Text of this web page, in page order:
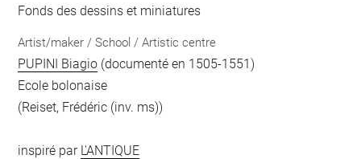
Fonds des dessins et miniatures
Artist/maker / School / Artistic centre
PUPINI Biagio (documenté en 1505-1551)
Ecole bolonaise
(Reiset, Frédéric (inv. ms))
inspiré par L'ANTIQUE